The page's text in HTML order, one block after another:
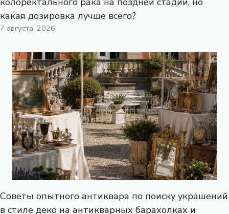
какая дозировка лучше всего?
7 августа, 2026
Советы опытного антиквара по поиску украшений
в стиле деко на антикварных барахолках и